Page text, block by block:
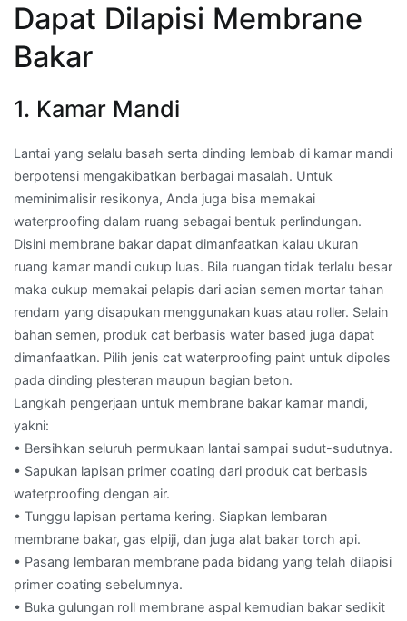
Dapat Dilapisi Membrane
Bakar
1. Kamar Mandi
Lantai yang selalu basah serta dinding lembab di kamar mandi
berpotensi mengakibatkan berbagai masalah. Untuk
meminimalisir resikonya, Anda juga bisa memakai
waterproofing dalam ruang sebagai bentuk perlindungan.
Disini membrane bakar dapat dimanfaatkan kalau ukuran
ruang kamar mandi cukup luas. Bila ruangan tidak terlalu besar
maka cukup memakai pelapis dari acian semen mortar tahan
rendam yang disapukan menggunakan kuas atau roller. Selain
bahan semen, produk cat berbasis water based juga dapat
dimanfaatkan. Pilih jenis cat waterproofing paint untuk dipoles
pada dinding plesteran maupun bagian beton.
Langkah pengerjaan untuk membrane bakar kamar mandi,
yakni:
• Bersihkan seluruh permukaan lantai sampai sudut-sudutnya.
• Sapukan lapisan primer coating dari produk cat berbasis
waterproofing dengan air.
• Tunggu lapisan pertama kering. Siapkan lembaran
membrane bakar, gas elpiji, dan juga alat bakar torch api.
• Pasang lembaran membrane pada bidang yang telah dilapisi
primer coating sebelumnya.
• Buka gulungan roll membrane aspal kemudian bakar sedikit